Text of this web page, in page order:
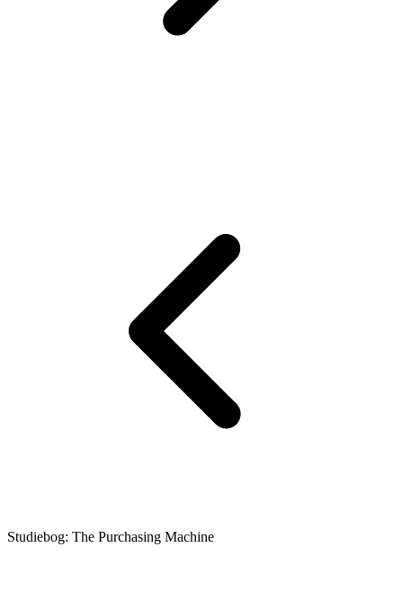
Studiebog: The Purchasing Machine